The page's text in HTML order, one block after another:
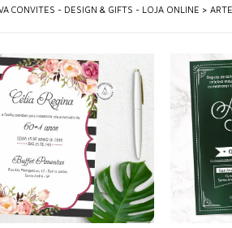
CONVITES - DESIGN & GIFTS - LOJA ONLINE >